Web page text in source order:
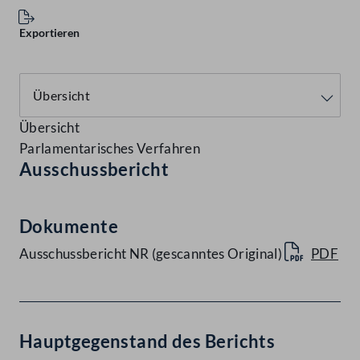
Exportieren
Übersicht
Parlamentarisches Verfahren
Ausschussbericht
Dokumente
Ausschussbericht NR (gescanntes Original) PDF
Hauptgegenstand des Berichts